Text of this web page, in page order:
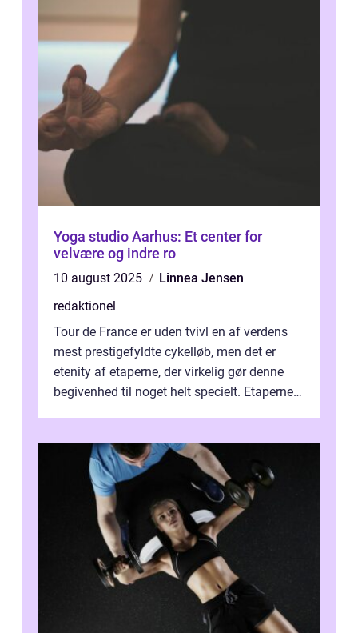
Yoga studio Aarhus: Et center for
velvære og indre ro
10 august 2025
Linnea Jensen
redaktionel
Tour de France er uden tvivl en af verdens
mest prestigefyldte cykelløb, men det er
etenity af etaperne, der virkelig gør denne
begivenhed til noget helt specielt. Etaperne i